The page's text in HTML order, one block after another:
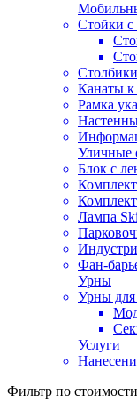
Стойки с
Канаты к
Рамка
Уличные
Блок с
Лампа
Фан-
Урны
Урны для
Услуги
Фильтр по стоимости